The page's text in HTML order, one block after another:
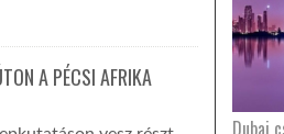
A PÉCSI AFRIKA
Dubaj